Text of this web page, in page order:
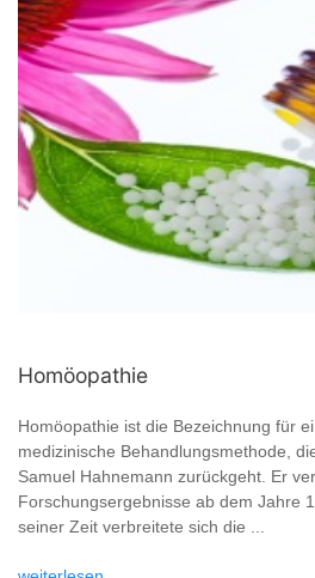
Homöopathie
Homöopathie ist die Bezeichnung für
medizinische Behandlungsmethode,
Samuel Hahnemann zurückgeht. Er
Forschungsergebnisse ab dem Jahre
seiner Zeit verbreitete sich die ...